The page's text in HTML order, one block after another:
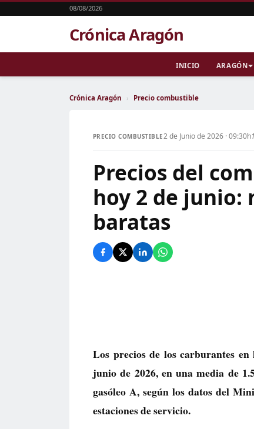
08/08/2026
Crónica Aragón
INICIO ARAGÓN
Crónica Aragón › Precio combustible
PRECIO COMBUSTIBLE2 de Junio de 2026 · 09:30h
Precios del
hoy 2 de junio:
baratas
Los precios de los carburantes
junio de 2026, en una media de
gasóleo A, según los datos del
estaciones de servicio.